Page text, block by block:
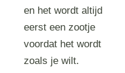
en het wordt altijd
eerst een zootje
voordat het wordt
zoals je wilt.